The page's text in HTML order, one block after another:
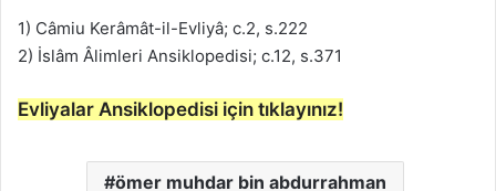
1) Câmiu Kerâmât-il-Evliyâ; c.2, s.222
2) İslâm Âlimleri Ansiklopedisi; c.12, s.371
Evliyalar Ansiklopedisi için tıklayınız!
ömer muhdar bin abdurrahman